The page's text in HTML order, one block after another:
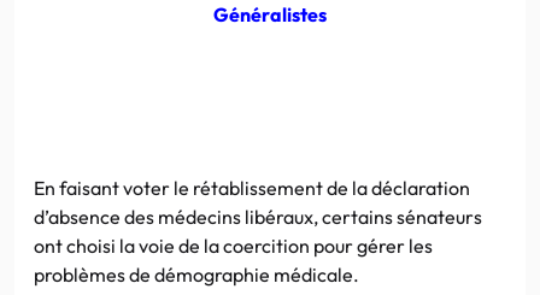
Généralistes
En faisant voter le rétablissement de la déclaration
d’absence des médecins libéraux, certains sénateurs
ont choisi la voie de la coercition pour gérer les
problèmes de démographie médicale.